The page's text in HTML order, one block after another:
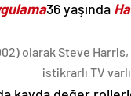
36 yaşında
olarak Steve Harris,
istikrarlı TV